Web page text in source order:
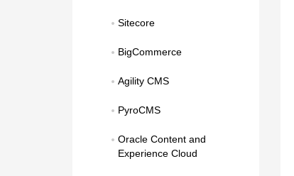
Sitecore
BigCommerce
Agility CMS
PyroCMS
Oracle Content and
Experience Cloud